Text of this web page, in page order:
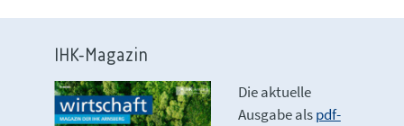
IHK-Magazin
Die aktuelle
Ausgabe alspdf-